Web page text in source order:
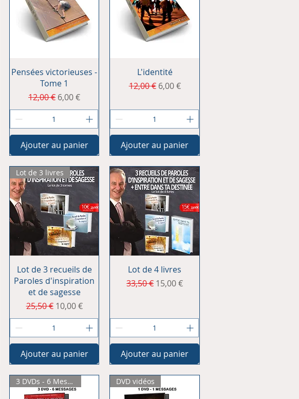
Aperçu rapide
Pensées victorieuses -
Tome 1
Prix original
12,00 € Prix promotionnel
6,00 €
Ajouter au panier
Aperçu rapide
L'identité
Prix original
12,00 € Prix promotionnel
6,00 €
Ajouter au panier
Aperçu rapide
Lot de 3 livres
Lot de 3 recueils de
Paroles d'inspiration
et de sagesse
Prix original
25,50 € Prix promotionnel
10,00 €
Ajouter au panier
Aperçu rapide
Lot de 4 livres
Prix original
33,50 € Prix promotionnel
15,00 €
Ajouter au panier
3 DVDs - 6 Messages DVD vidéos